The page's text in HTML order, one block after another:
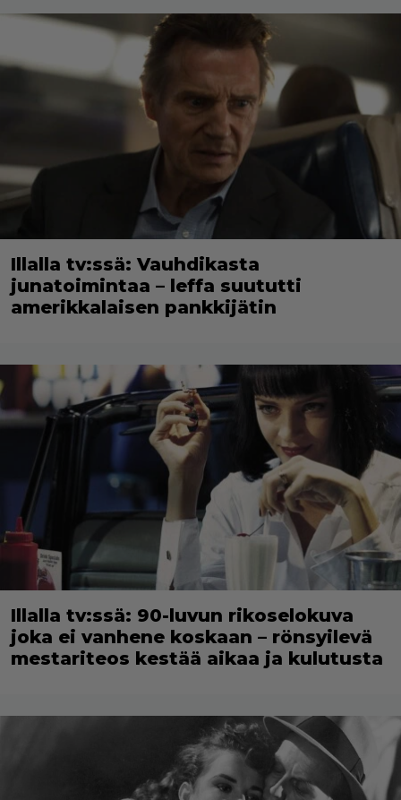
Illalla tv:ssä: Vauhdikasta
junatoimintaa – leffa suututti
amerikkalaisen pankkijätin
Illalla tv:ssä: 90-luvun rikoselokuva
joka ei vanhene koskaan – rönsyilevä
mestariteos kestää aikaa ja kulutusta